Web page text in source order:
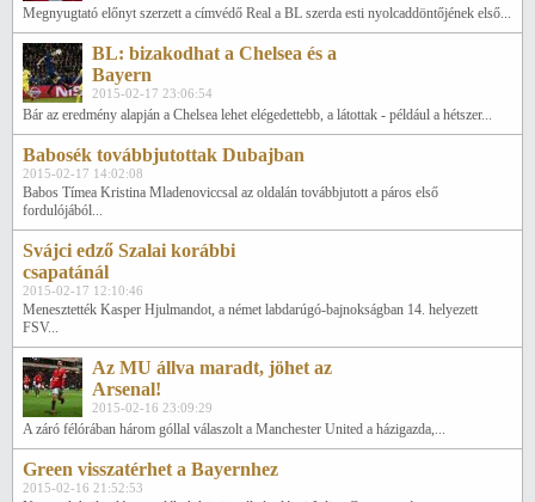
Megnyugtató előnyt szerzett a címvédő Real a BL szerda esti nyolcaddöntőjének első...
BL: bizakodhat a Chelsea és a
Bayern
2015-02-17 23:06:54
Bár az eredmény alapján a Chelsea lehet elégedettebb, a látottak - például a hétszer...
Babosék továbbjutottak Dubajban
2015-02-17 14:02:08
Babos Tímea Kristina Mladenoviccsal az oldalán továbbjutott a páros első
fordulójából...
Svájci edző Szalai korábbi
csapatánál
2015-02-17 12:10:46
Menesztették Kasper Hjulmandot, a német labdarúgó-bajnokságban 14. helyezett
FSV...
Az MU állva maradt, jöhet az
Arsenal!
2015-02-16 23:09:29
A záró félórában három góllal válaszolt a Manchester United a házigazda,...
Green visszatérhet a Bayernhez
2015-02-16 21:52:53